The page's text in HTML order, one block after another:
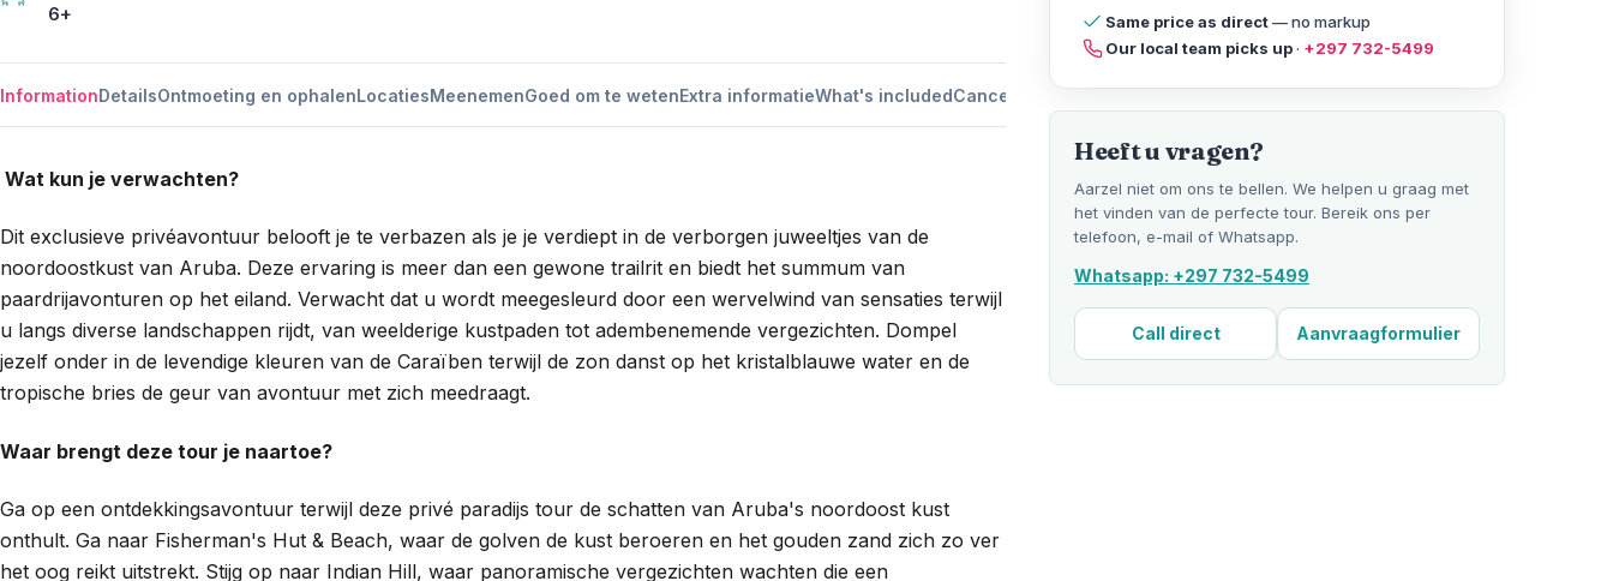
6+
InformationDetailsOntmoeting en ophalenLocatiesMeenemenGoed om te wetenExtra informatieWhat's includedCancellation policy
Wat kun je verwachten?
Dit exclusieve privéavontuur belooft je te verbazen als je je verdiept in de verborgen juweeltjes van de
noordoostkust van Aruba. Deze ervaring is meer dan een gewone trailrit en biedt het summum van
paardrijavonturen op het eiland. Verwacht dat u wordt meegesleurd door een wervelwind van sensaties terwijl
u langs diverse landschappen rijdt, van weelderige kustpaden tot adembenemende vergezichten. Dompel
jezelf onder in de levendige kleuren van de Caraïben terwijl de zon danst op het kristalblauwe water en de
tropische bries de geur van avontuur met zich meedraagt.
Waar brengt deze tour je naartoe?
Ga op een ontdekkingsavontuur terwijl deze privé paradijs tour de schatten van Aruba's noordoost kust
onthult. Ga naar Fisherman's Hut & Beach, waar de golven de kust beroeren en het gouden zand zich zo ver
het oog reikt uitstrekt. Stijg op naar Indian Hill, waar panoramische vergezichten wachten die een
Same price as direct— no markup
Our local team picks up· +297 732-5499
Heeft u vragen?
Aarzel niet om ons te bellen. We helpen u graag met
het vinden van de perfecte tour. Bereik ons per
telefoon, e-mail of Whatsapp.
Whatsapp: +297 732-5499
Call direct Aanvraagformulier